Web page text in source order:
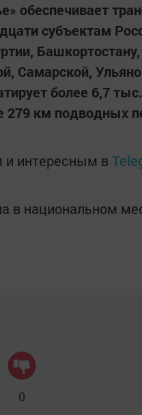
обеспечивает
субъектам
Самарской,
более 6,7
279 км подводных
интересным в
в национальном
0